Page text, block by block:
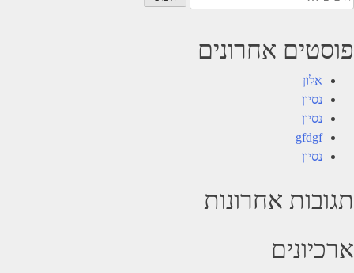
פוסטים אחרונים
אלון
נסיון
נסיון
gfdgf
נסיון
תגובות אחרונות
ארכיונים